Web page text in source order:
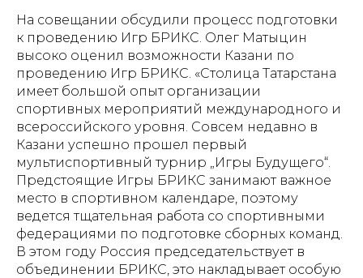
На совещании обсудили процесс подготовки
к проведению Игр БРИКС. Олег Матыцин
высоко оценил возможности Казани по
проведению Игр БРИКС. «Столица Татарстана
имеет большой опыт организации
спортивных мероприятий международного и
всероссийского уровня. Совсем недавно в
Казани успешно прошел первый
мультиспортивный турнир „Игры Будущего“.
Предстоящие Игры БРИКС занимают важное
место в спортивном календаре, поэтому
ведется тщательная работа со спортивными
федерациями по подготовке сборных команд.
В этом году Россия председательствует в
объединении БРИКС, это накладывает особую